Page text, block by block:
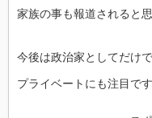
家族の事も報道されると思
今後は政治家としてだけで
プライベートにも注目です